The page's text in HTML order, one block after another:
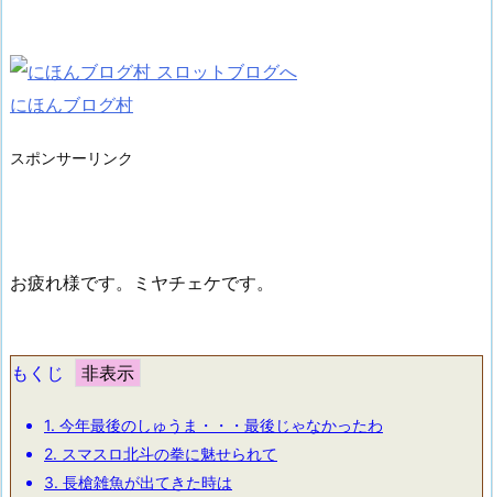
にほんブログ村
スポンサーリンク
お疲れ様です。ミヤチェケです。
もくじ
1. 今年最後のしゅうま・・・最後じゃなかったわ
2. スマスロ北斗の拳に魅せられて
3. 長槍雑魚が出てきた時は